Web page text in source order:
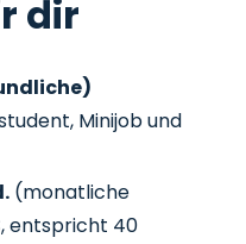
dir
Minijob und
(monatliche
entspricht 40